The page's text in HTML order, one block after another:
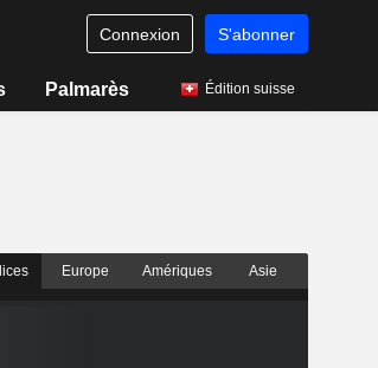
Connexion S'abonner
Palmarès Édition suisse
Europe Amériques Asie